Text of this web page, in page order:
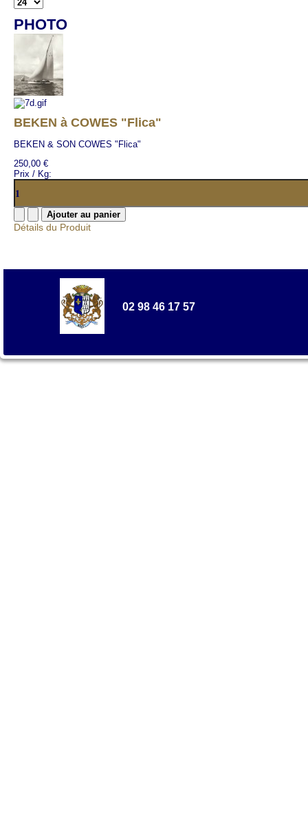
PHOTO
BEKEN à COWES "Flica"
BEKEN & SON COWES "Flica"
250,00 €
Prix / Kg:
Détails du Produit
02 98 46 17 57